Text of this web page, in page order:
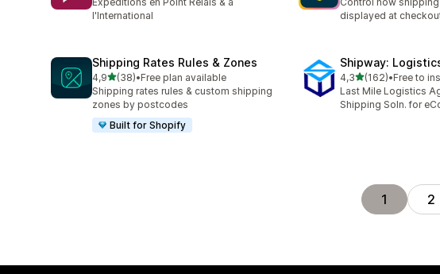
l'International
displayed at
Shipping Rates Rules & Zones
4,9av 5 stjerner
(38)
Totalt 38 omtaler
•Free plan available
Shipping rates rules & custom shipping
zones by postcodes
Built for Shopify
Shipway:
4,3av 5 stjerner
(162)
Totalt 162 omtaler
•Free to
Last Mile Logistics
Shipping Soln. for
1 2